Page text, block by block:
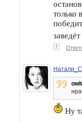
только
заведёт
↑
Ну